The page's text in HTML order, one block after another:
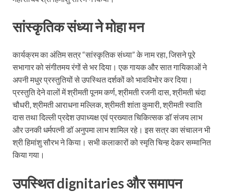
सांस्कृतिक संध्या ने मोहा मन
कार्यक्रम का अंतिम सत्र “सांस्कृतिक संध्या” के नाम रहा, जिसने पूरे
सभागार को संगीतमय रंगों से भर दिया। एक गायक और सात गायिकाओं ने
अपनी मधुर प्रस्तुतियों से उपस्थित दर्शकों को भावविभोर कर दिया।
प्रस्तुति देने वालों में श्रीमती पूनम कर्ण, श्रीमती रजनी दास, श्रीमती चंदा
चौधरी, श्रीमती आराधना मल्लिक, श्रीमती शांता कुमारी, श्रीमती स्वाति
दास तथा दिल्ली प्रदेश उपाध्यक्ष एवं प्रख्यात चिकित्सक डॉ संजय लाभ
और उनकी धर्मपत्नी डॉ अनुपमा लाभ शामिल रहे। इस सत्र का संचालन भी
श्री हिमांशु सौरभ ने किया। सभी कलाकारों को स्मृति चिन्ह देकर सम्मानित
किया गया।
उपस्थित dignitaries और समापन